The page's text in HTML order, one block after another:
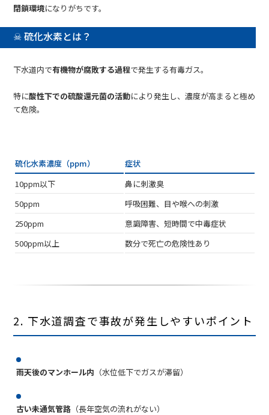
閉鎖環境になりがちです。
☠ 硫化水素とは？
下水道内で有機物が腐敗する過程で発生する有毒ガス。
特に酸性下での硫酸還元菌の活動により発生し、濃度が高まると極め
て危険。
硫化水素濃度（ppm）
症状
10ppm以下
鼻に刺激臭
50ppm
呼吸困難、目や喉への刺激
250ppm
意識障害、短時間で中毒症状
500ppm以上
数分で死亡の危険性あり
2. 下水道調査で事故が発生しやすいポイント
雨天後のマンホール内 （水位低下でガスが滞留）
古い未通気管路 （長年空気の流れがない）